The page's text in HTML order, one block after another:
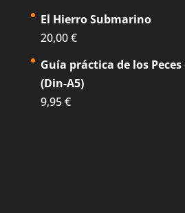
El Hierro Submarino
20,00€
Guía práctica de los
(Din-A5)
9,95€